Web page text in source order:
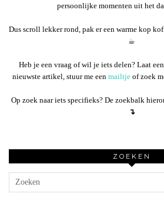
persoonlijke momenten uit het
Dus scroll lekker rond, pak er een warme kop
☕︎
Heb je een vraag of wil je iets delen? Laat
nieuwste artikel, stuur me een mailtje of zoek
Op zoek naar iets specifieks? De zoekbalk
↴
ZOEKEN